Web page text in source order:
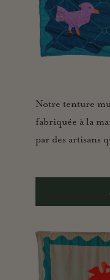
Notre tenture
fabriquée à la
par des artisans